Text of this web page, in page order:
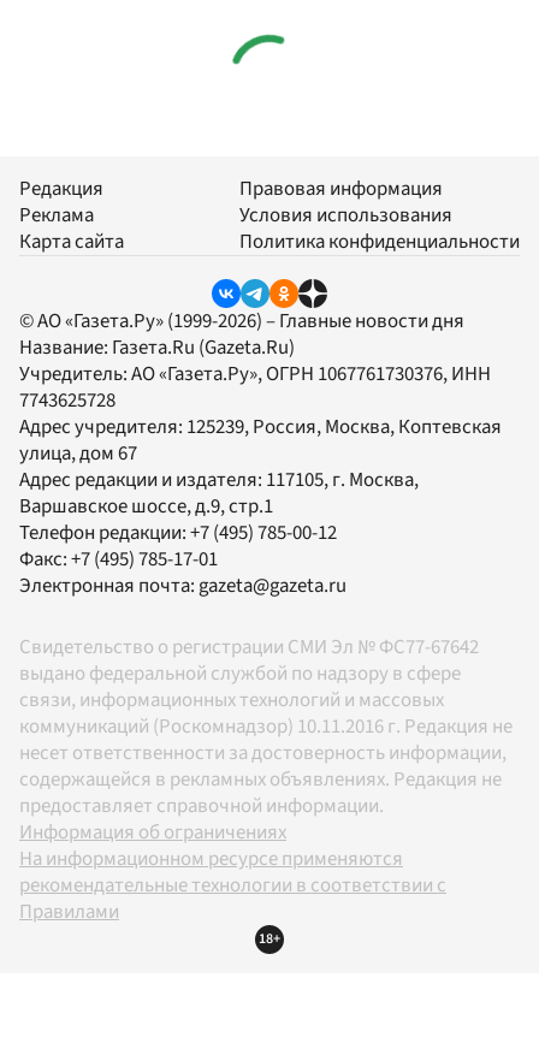
Редакция
Реклама
Карта сайта
Правовая информация
Условия использования
Политика конфиденциальности
© АО «Газета.Ру» (1999-2026) – Главные новости дня
Название: Газета.Ru (Gazeta.Ru)
Учредитель:АО «Газета.Ру», ОГРН 1067761730376, ИНН
7743625728
Адрес учредителя: 125239, Россия, Москва, Коптевская
улица, дом 67
Адрес редакции и издателя: 117105, г. Москва,
Варшавское шоссе, д.9, стр.1
Телефон редакции:+7 (495) 785-00-12
Факс:+7 (495) 785-17-01
Электронная почта:gazeta@gazeta.ru
Свидетельство о регистрации СМИ Эл № ФС77-67642
выдано федеральной службой по надзору в сфере
связи, информационных технологий и массовых
коммуникаций (Роскомнадзор) 10.11.2016 г. Редакция не
несет ответственности за достоверность информации,
содержащейся в рекламных объявлениях. Редакция не
предоставляет справочной информации.
Информация об ограничениях
На информационном ресурсе применяются
рекомендательные технологии в соответствии с
Правилами
18+